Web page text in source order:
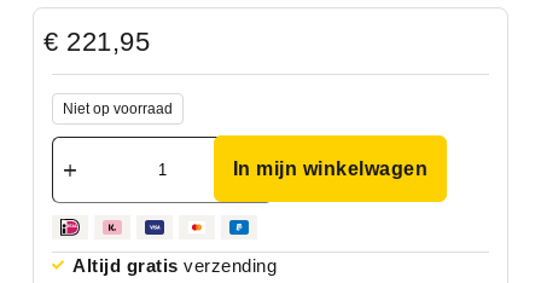
€ 221,95
Niet op voorraad
In mijn winkelwagen
Altijd gratis verzending